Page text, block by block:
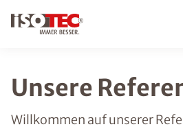
Unsere
Willkommen auf unserer